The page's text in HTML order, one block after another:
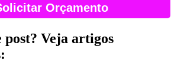
Orçamento
post? Veja artigos